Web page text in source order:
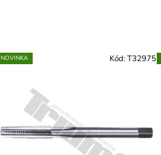
NOVINKA Kód:T32975